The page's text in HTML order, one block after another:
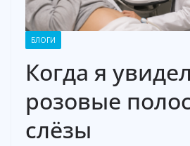
БЛОГИ
Когда я
розовые
слёзы